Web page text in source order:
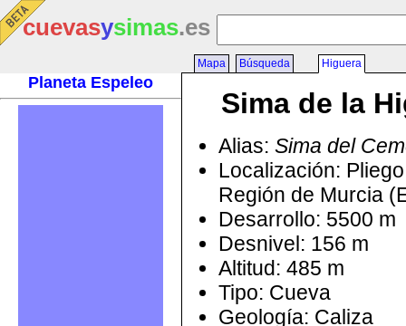
cuevasysimas.es
Planeta Espeleo
Mapa Búsqueda Higuera
Sima de la
Alias: Sima del
Localización:
Región de Murcia
Desarrollo: 5500 m
Desnivel: 156 m
Altitud: 485 m
Tipo: Cueva
Geología: Caliza